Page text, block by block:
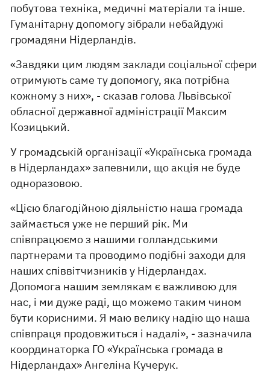
побутова техніка, медичні матеріали та інше.
Гуманітарну допомогу зібрали небайдужі
громадяни Нідерландів.
«Завдяки цим людям заклади соціальної сфери
отримують саме ту допомогу, яка потрібна
кожному з них», - сказав голова Львівської
обласної державної адміністрації Максим
Козицький.
У громадській організації «Українська громада
в Нідерландах» запевнили, що акція не буде
одноразовою.
«Цією благодійною діяльністю наша громада
займається уже не перший рік. Ми
співпрацюємо з нашими голландськими
партнерами та проводимо подібні заходи для
наших співвітчизників у Нідерландах.
Допомога нашим землякам є важливою для
нас, і ми дуже раді, що можемо таким чином
бути корисними. Я маю велику надію що наша
співпраця продовжиться і надалі», - зазначила
координаторка ГО «Українська громада в
Нідерландах» Ангеліна Кучерук.